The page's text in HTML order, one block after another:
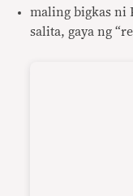
maling bigkas ni
salita, gaya ng